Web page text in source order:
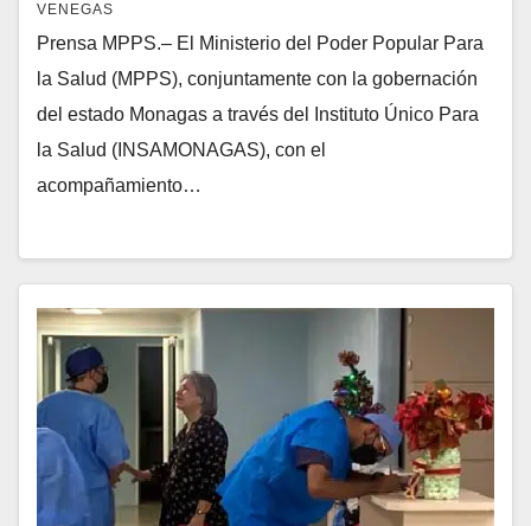
VENEGAS
Prensa MPPS.– El Ministerio del Poder Popular Para
la Salud (MPPS), conjuntamente con la gobernación
del estado Monagas a través del Instituto Único Para
la Salud (INSAMONAGAS), con el
acompañamiento…